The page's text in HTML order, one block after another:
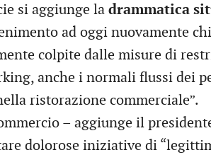
si aggiunge la drammatica
ad oggi nuovamente
colpite dalle misure di
anche i normali flussi dei
ristorazione commerciale”.
– aggiunge il
dolorose iniziative di